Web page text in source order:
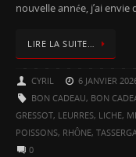
nouvelle année, j’ai envie
LIRE LA SUITE…
CYRIL 6 JANVIER
BON CADEAU, BON
GRESSOT, LEURRES, LICHE,
POISSONS, RHÔNE,
0